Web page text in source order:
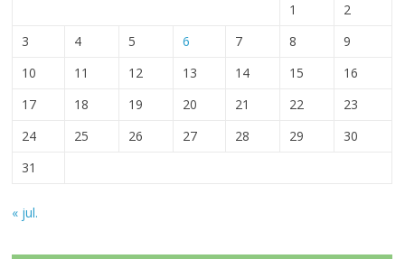
1
2
3
4 5 6 7 8
9
10
11 12 13 14 15
16
17
18 19 20 21 22
23
24
25 26 27 28 29
30
31
« jul.